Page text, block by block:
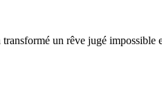
un rêve jugé impossible